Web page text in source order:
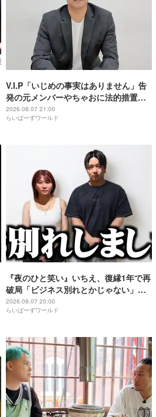
V.I.P「いじめの事実はありません」告
発の元メンバーやちゃおに法的措置を
準備
2026.08.07 21:00
らいばーずワールド
『夜のひと笑い』いちえ、復縁1年で再
破局「ビジネス別れとかじゃない」と
涙
2026.08.07 20:00
らいばーずワールド